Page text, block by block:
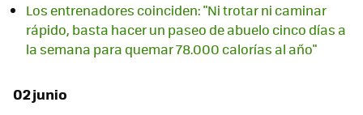
Los entrenadores coinciden: "Ni trotar ni caminar
rápido, basta hacer un paseo de abuelo cinco días a
la semana para quemar 78.000 calorías al año"
02 junio